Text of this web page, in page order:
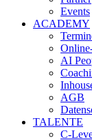
Events
ACADEMY
AI
AGB
TALENTE
C-